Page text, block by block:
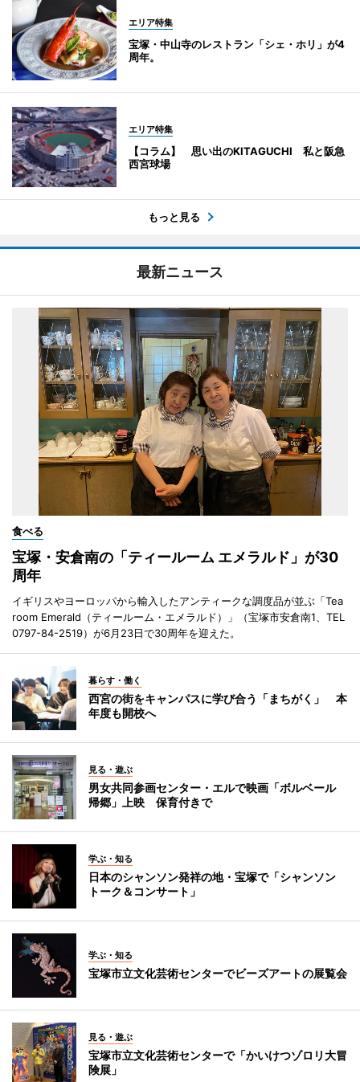
エリア特集
宝塚・中山寺のレストラン「シェ・ホリ」が4
周年。
エリア特集
【コラム】 思い出のKITAGUCHI 私と阪急
西宮球場
もっと見る
最新ニュース
食べる
宝塚・安倉南の「ティールーム エメラルド」が30
周年
イギリスやヨーロッパから輸入したアンティークな調度品が並ぶ「Tea
room Emerald（ティールーム・エメラルド）」（宝塚市安倉南1、TEL
0797-84-2519）が6月23日で30周年を迎えた。
暮らす・働く
西宮の街をキャンパスに学び合う「まちがく」 本
年度も開校へ
見る・遊ぶ
男女共同参画センター・エルで映画「ボルベール
帰郷」上映 保育付きで
学ぶ・知る
日本のシャンソン発祥の地・宝塚で「シャンソン
トーク＆コンサート」
学ぶ・知る
宝塚市立文化芸術センターでビーズアートの展覧会
見る・遊ぶ
宝塚市立文化芸術センターで「かいけつゾロリ大冒
険展」